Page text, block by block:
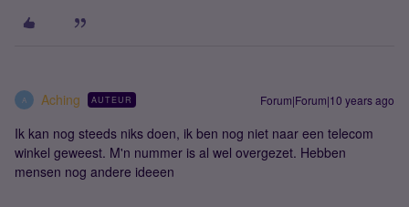
A Aching AUTEUR Forum|Forum|10 years ago
Ik kan nog steeds niks doen, ik ben nog niet naar een telecom
winkel geweest. M'n nummer is al wel overgezet. Hebben
mensen nog andere ideeen